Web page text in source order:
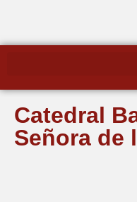
Catedral
Señora de